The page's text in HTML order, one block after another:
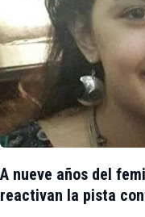
A nueve años del
reactivan la pista